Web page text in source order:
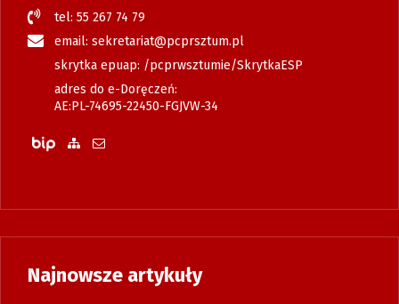
tel: 55 267 74 79
email: sekretariat@pcprsztum.pl
skrytka epuap: /pcprwsztumie/SkrytkaESP
adres do e-Doręczeń:
AE:PL-74695-22450-FGJVW-34
Biuletyn Informacji Publicznej
Zobacz mapę strony
Wyślij email
Najnowsze artykuły